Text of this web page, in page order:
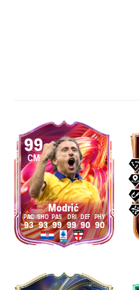
99
CM
Modrić
93 93 99 99 90 90